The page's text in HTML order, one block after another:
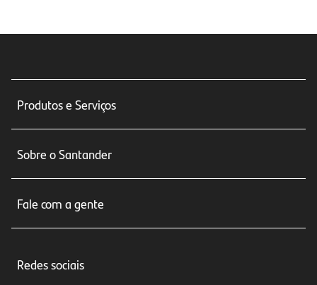
Produtos e Serviços
Seguros
Crédito e Financiamentos
Investimentos
Sobre o Santander
Fale com a gente
Central de Renegociação
Redes sociais